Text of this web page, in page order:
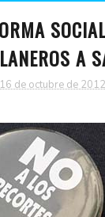
A
de octubre de 2012